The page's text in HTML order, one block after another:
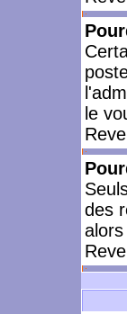
le
des